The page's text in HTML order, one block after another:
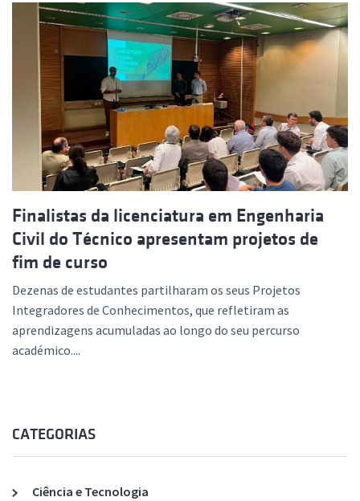
Finalistas da licenciatura em Engenharia
Civil do Técnico apresentam projetos de
fim de curso
Dezenas de estudantes partilharam os seus Projetos
Integradores de Conhecimentos, que refletiram as
aprendizagens acumuladas ao longo do seu percurso
académico....
CATEGORIAS
Ciência e Tecnologia